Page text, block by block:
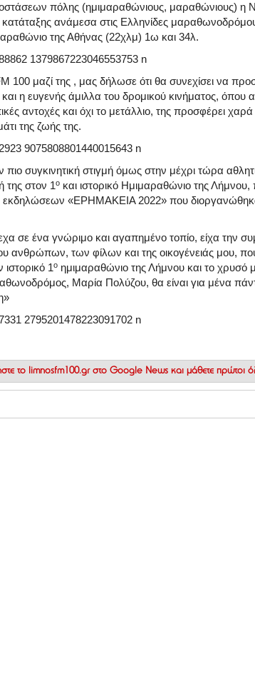
πόλης (ημιμαραθώνιους, μαραθώνιους) η
κατάταξης ανάμεσα στις Ελληνίδες
της Αθήνας (22χλμ) 1ω και 34λ.
100 μαζί της , μας δήλωσε ότι θα συνεχίσει να
η ευγενής άμιλλα του δρομικού κινήματος, όπου
αντοχές και όχι το μετάλλιο, της προσφέρει χαρά
της ζωής της.
πιο συγκινητική στιγμή όμως στην μέχρι τώρα
της στον 1ο και ιστορικό Ημιμαραθώνιο της
εκδηλώσεων «ΕΡΗΜΑΚΕΙΑ 2022» που
σε ένα γνώριμο και αγαπημένο τοπίο, είχα την
ανθρώπων, των φίλων και της οικογένειάς μου,
ιστορικό 1ο ημιμαραθώνιο της Λήμνου και το χρυσό
Μαρία Πολύζου, θα είναι για μένα
το limnosfm100.gr στο Google News και μάθετε πρώτοι